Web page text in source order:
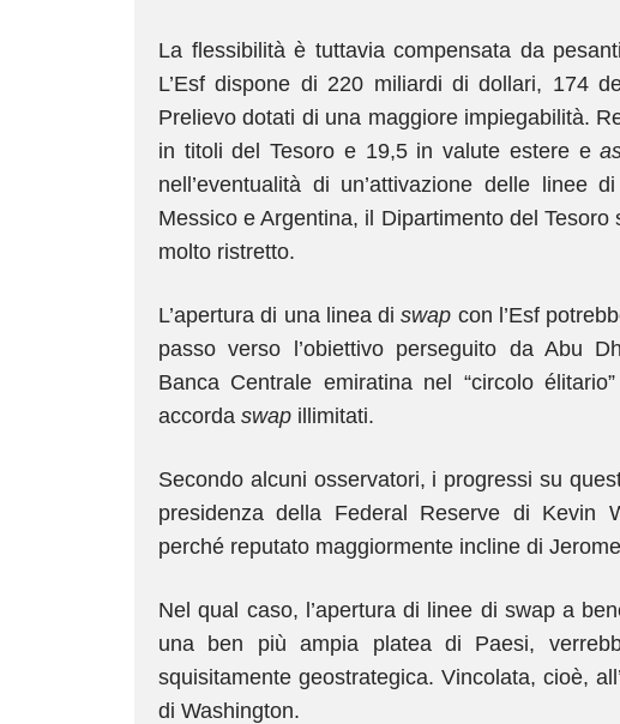
La flessibilità è tuttavia compensata da
L’Esf dispone di 220 miliardi di dollari, 174
Prelievo dotati di una maggiore impiegabilità.
in titoli del Tesoro e 19,5 in valute estere e
nell’eventualità di un’attivazione delle linee di
Messico e Argentina, il Dipartimento del
molto ristretto.
L’apertura di una linea diswap con l’Esf
passo verso l’obiettivo perseguito da Abu
Banca Centrale emiratina nel “circolo
accorda swap illimitati.
Secondo alcuni osservatori, i progressi su
presidenza della Federal Reserve di Kevin
perché reputato maggiormente incline di
Nel qual caso, l’apertura di linee di swap a
una ben più ampia platea di Paesi,
squisitamente geostrategica. Vincolata, cioè,
di Washington.